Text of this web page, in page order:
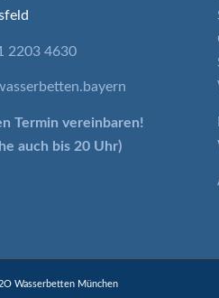
2203 4630
Termin vereinbaren!
auch bis 20 Uhr)
Wasserbetten München